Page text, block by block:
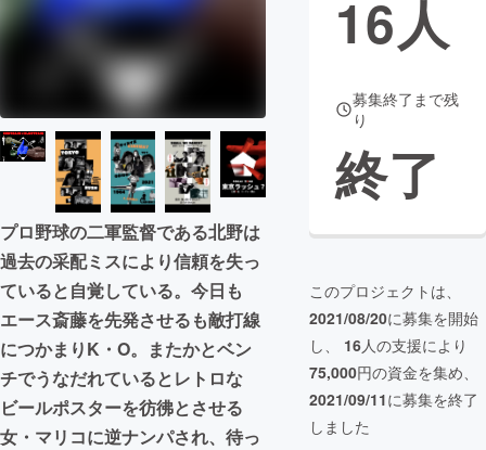
CAMPFIREふるさと納税
コミュニティ
プロ野球の二軍監督である北野は
過去の采配ミスにより信頼を失っ
ていると自覚している。今日も
エース斎藤を先発させるも敵打線
につかまりK・O。またかとベン
チでうなだれているとレトロな
ビールポスターを彷彿とさせる
女・マリコに逆ナンパされ、待っ
16人
募集終了まで残
り
終了
このプロジェクトは、
2021/08/20に募集を開始
し、 16人の支援により
75,000円の資金を集め、
2021/09/11に募集を終了
しました